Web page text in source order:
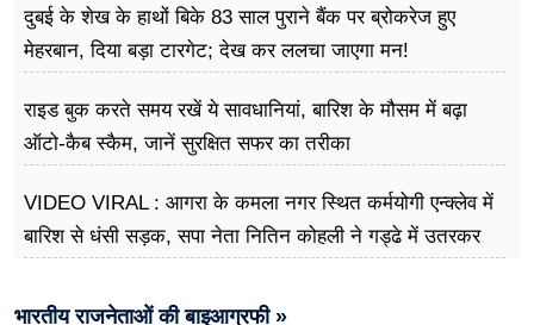
दुबई के शेख के हाथों बिके 83 साल पुराने बैंक पर ब्रोकरेज हुए
मेहरबान, दिया बड़ा टारगेट; देख कर ललचा जाएगा मन!
राइड बुक करते समय रखें ये सावधानियां, बारिश के मौसम में बढ़ा
ऑटो-कैब स्कैम, जानें सुरक्षित सफर का तरीका
VIDEO VIRAL : आगरा के कमला नगर स्थित कर्मयोगी एन्क्लेव में
बारिश से धंसी सड़क, सपा नेता नितिन कोहली ने गड्ढे में उतरकर
भारतीय राजनेताओं की बाइआग्रफी »